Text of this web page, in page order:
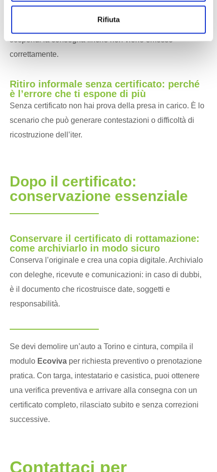
Rifiuta
è un dettaglio. Chiedi la correzione immediata, o
sospendi la consegna finché non viene emesso
correttamente.
Ritiro informale senza certificato: perché
è l’errore che ti espone di più
Senza certificato non hai prova della presa in carico. È lo
scenario che può generare contestazioni o difficoltà di
ricostruzione dell’iter.
Dopo il certificato:
conservazione essenziale
Conservare il certificato di rottamazione:
come archiviarlo in modo sicuro
Conserva l’originale e crea una copia digitale. Archivialo
con deleghe, ricevute e comunicazioni: in caso di dubbi,
è il documento che ricostruisce date, soggetti e
responsabilità.
Se devi demolire un’auto a Torino e cintura, compila il
modulo Ecoviva per richiesta preventivo o prenotazione
pratica. Con targa, intestatario e casistica, puoi ottenere
una verifica preventiva e arrivare alla consegna con un
certificato completo, rilasciato subito e senza correzioni
successive.
Contattaci per